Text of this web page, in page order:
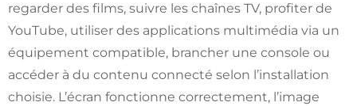
regarder des films, suivre les chaînes TV, profiter de
YouTube, utiliser des applications multimédia via un
équipement compatible, brancher une console ou
accéder à du contenu connecté selon l’installation
choisie. L’écran fonctionne correctement, l’image